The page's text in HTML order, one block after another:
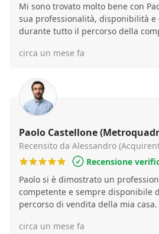
Mi sono trovato molto bene con
sua professionalità, disponibilità e
durante tutto il percorso della
attento, offrendo un supporto
unito a una grande capacità di
che fa davvero la differenza in
Esperienza molto soddisfacente, lo
esitazione.
circa un mese fa
Paolo Castellone
Recensito da Alessandro
Recensione
Paolo si è dimostrato un
competente e sempre disponibile
percorso di vendita della mia
supporto costante. Grazie alla sua
circa un mese fa